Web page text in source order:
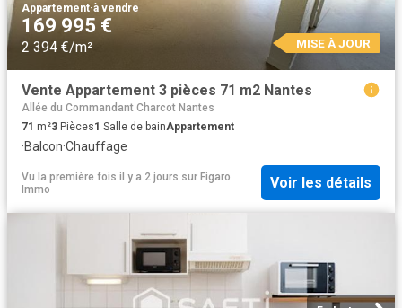
Appartement·à vendre
169 995 €
2 394 €/m² MISE À JOUR
Vente Appartement 3 pièces 71 m2 Nantes
Allée du Commandant Charcot Nantes
71 m²3 Pièces1 Salle de bainAppartement
·Balcon·Chauffage
Vu la première fois il y a 2 jours sur Figaro
Immo
Voir les détails